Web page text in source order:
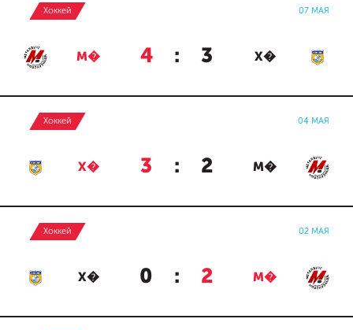
Хоккей 07 МАЯ
М� 4 : 3 Х�
Хоккей 04 МАЯ
Х� 3 : 2 М�
Хоккей 02 МАЯ
Х� 0 : 2 М�